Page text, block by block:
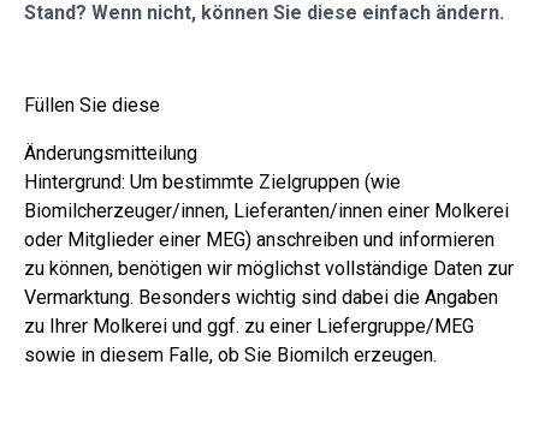
Stand? Wenn nicht, können Sie diese einfach ändern.
Füllen Sie diese
Änderungsmitteilung
Hintergrund: Um bestimmte Zielgruppen (wie
Biomilcherzeuger/innen, Lieferanten/innen einer Molkerei
oder Mitglieder einer MEG) anschreiben und informieren
zu können, benötigen wir möglichst vollständige Daten zur
Vermarktung. Besonders wichtig sind dabei die Angaben
zu Ihrer Molkerei und ggf. zu einer Liefergruppe/MEG
sowie in diesem Falle, ob Sie Biomilch erzeugen.